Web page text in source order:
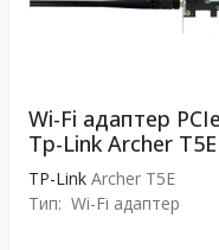
Wi-Fi адаптер PCIe
Tp-Link Archer T5E
TP-Link Archer T5E
Тип: Wi-Fi адаптер